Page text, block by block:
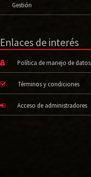
Gestión
Enlaces de interés
Política de manejo de datos
Términos y condiciones
Acceso de administradores